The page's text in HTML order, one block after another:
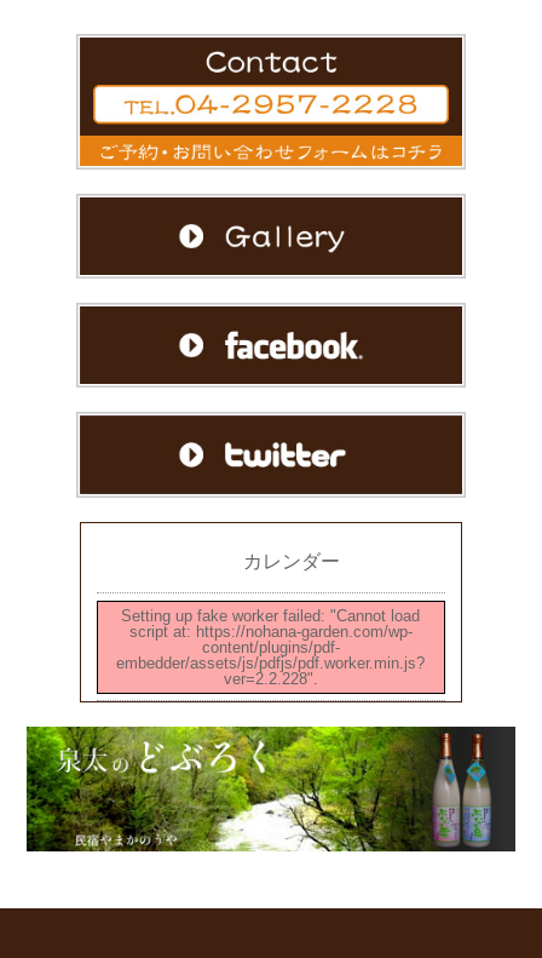
カレンダー
Setting up fake worker failed: "Cannot load
script at: https://nohana-garden.com/wp-
content/plugins/pdf-
embedder/assets/js/pdfjs/pdf.worker.min.js?
ver=2.2.228".